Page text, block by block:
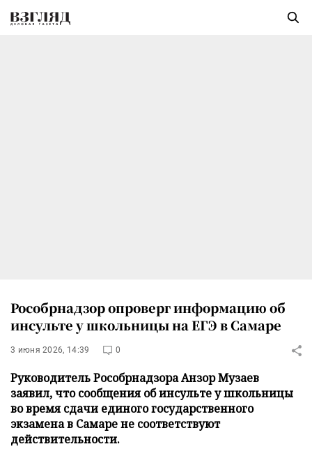
Рособрнадзор опроверг информацию об
инсульте у школьницы на ЕГЭ в Самаре
3 июня 2026, 14:39 0
Руководитель Рособрнадзора Анзор Музаев
заявил, что сообщения об инсульте у школьницы
во время сдачи единого государственного
экзамена в Самаре не соответствуют
действительности.